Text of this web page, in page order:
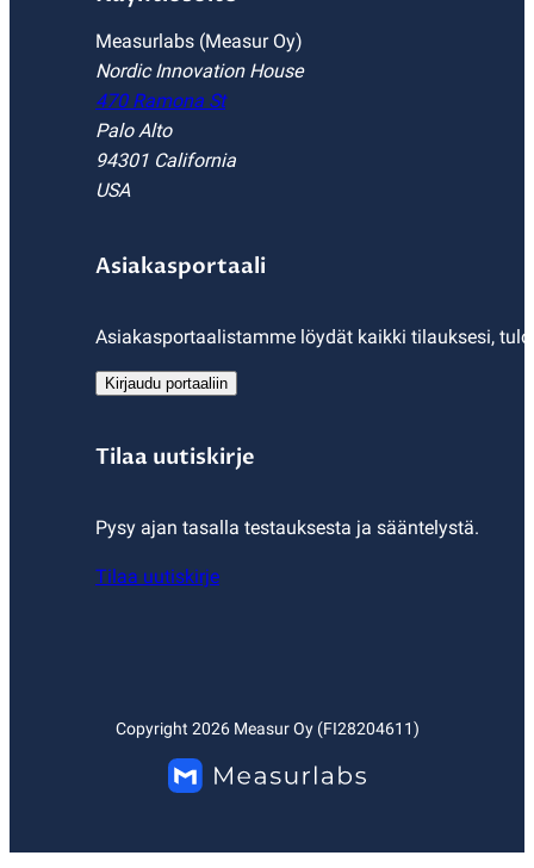
Measurlabs (Measur Oy)
Nordic Innovation House
470 Ramona St
Palo Alto
94301 California
USA
Asiakasportaali
Asiakasportaalistamme löydät kaikki tilauksesi,
Kirjaudu portaaliin
Tilaa uutiskirje
Pysy ajan tasalla testauksesta ja sääntelystä.
Tilaa uutiskirje
Copyright 2026Measur Oy (FI28204611)